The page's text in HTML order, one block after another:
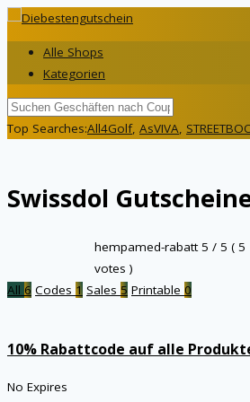
Alle Shops
Kategorien
Top Searches:All4Golf, AsVIVA,
Swissdol
hempamed-rabatt 5 / 5 ( 5
votes )
All 6 Codes 1 Sales 5 Printable 0
10% Rabattcode auf alle
No Expires